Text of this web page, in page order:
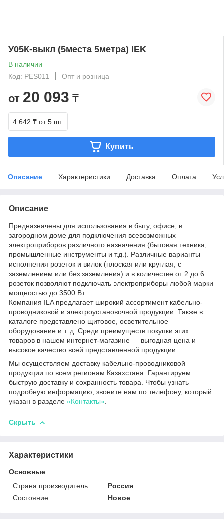
У05К-выкл (5места 5метра) IEK
В наличии
Код: PES011
Опт и розница
от 20 093 ₸
4 642 ₸ от 5 шт.
Купить
Описание Характеристики Доставка Оплата
Описание
Предназначены для использования в быту, офисе, в
загородном доме для подключения всевозможных
электроприборов различного назначения (бытовая техника,
промышленные инструменты и т.д.). Различные варианты
исполнения розеток и вилок (плоская или круглая, с
заземлением или без заземления) и в количестве от 2 до 6
розеток позволяют подключать электроприборы любой марки
мощностью до 3500 Вт.
Компания ILA предлагает широкий ассортимент кабельно-
проводниковой и электроустановочной продукции. Также в
каталоге представлено щитовое, осветительное
оборудование и т. д. Среди преимуществ покупки этих
товаров в нашем интернет-магазине — выгодная цена и
высокое качество всей представленной продукции.
Мы осуществляем доставку кабельно-проводниковой
продукции по всем регионам Казахстана. Гарантируем
быструю доставку и сохранность товара. Чтобы узнать
подробную информацию, звоните нам по телефону, который
указан в разделе «Контакты»
Скрыть
Характеристики
Основные
Страна производитель
Россия
Состояние
Новое